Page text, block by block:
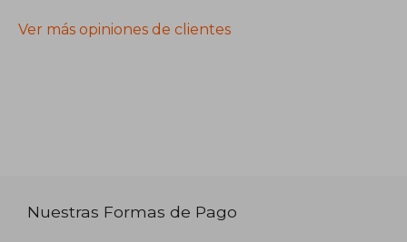
Ver más opiniones de clientes
Nuestras Formas de Pago